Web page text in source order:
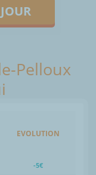
Pelloux
EVOLUTION
-5€